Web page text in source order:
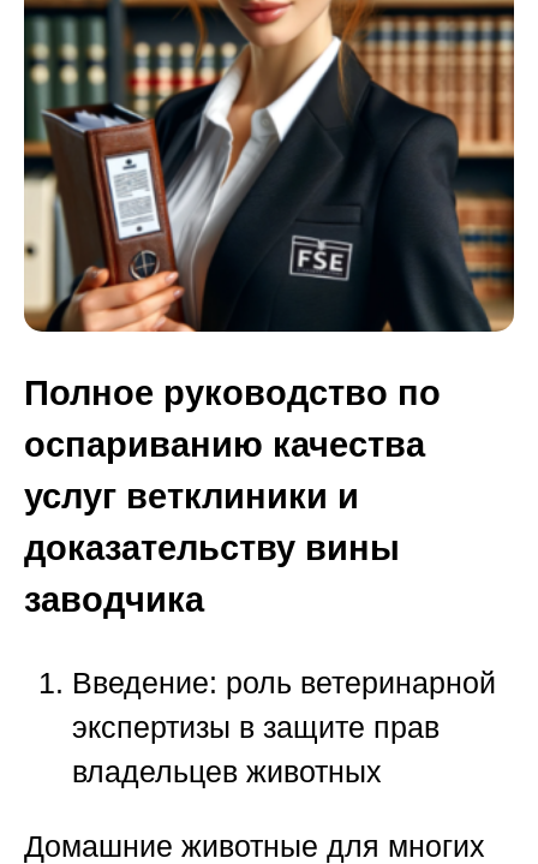
Полное руководство по
оспариванию качества
услуг ветклиники и
доказательству вины
заводчика
Введение: роль ветеринарной
экспертизы в защите прав
владельцев животных
Домашние животные для многих